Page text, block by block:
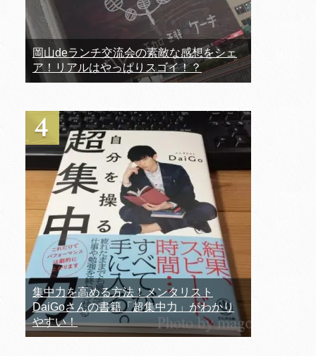
岡山deランチ交流会の素敵な感想をシェ
ア！リアルはやっぱりスゴイ！？
集中力を高める方法！メンタリスト
DaiGoさんの書籍「超集中力」がわかり
やすい！